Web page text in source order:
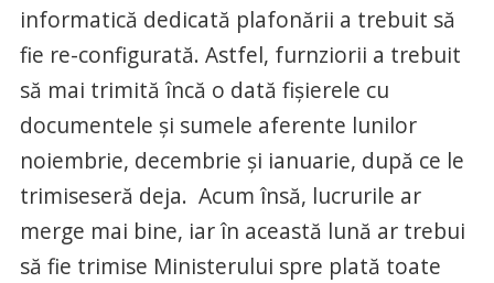
informatică dedicată plafonării a trebuit să
fie re-configurată. Astfel, furnziorii a trebuit
să mai trimită încă o dată fișierele cu
documentele și sumele aferente lunilor
noiembrie, decembrie și ianuarie, după ce le
trimiseseră deja. Acum însă, lucrurile ar
merge mai bine, iar în această lună ar trebui
să fie trimise Ministerului spre plată toate